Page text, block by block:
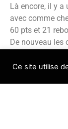
Là encore, il y
avec comme
60 pts et 21
De nouveau
a pas permis
Ce site utilise